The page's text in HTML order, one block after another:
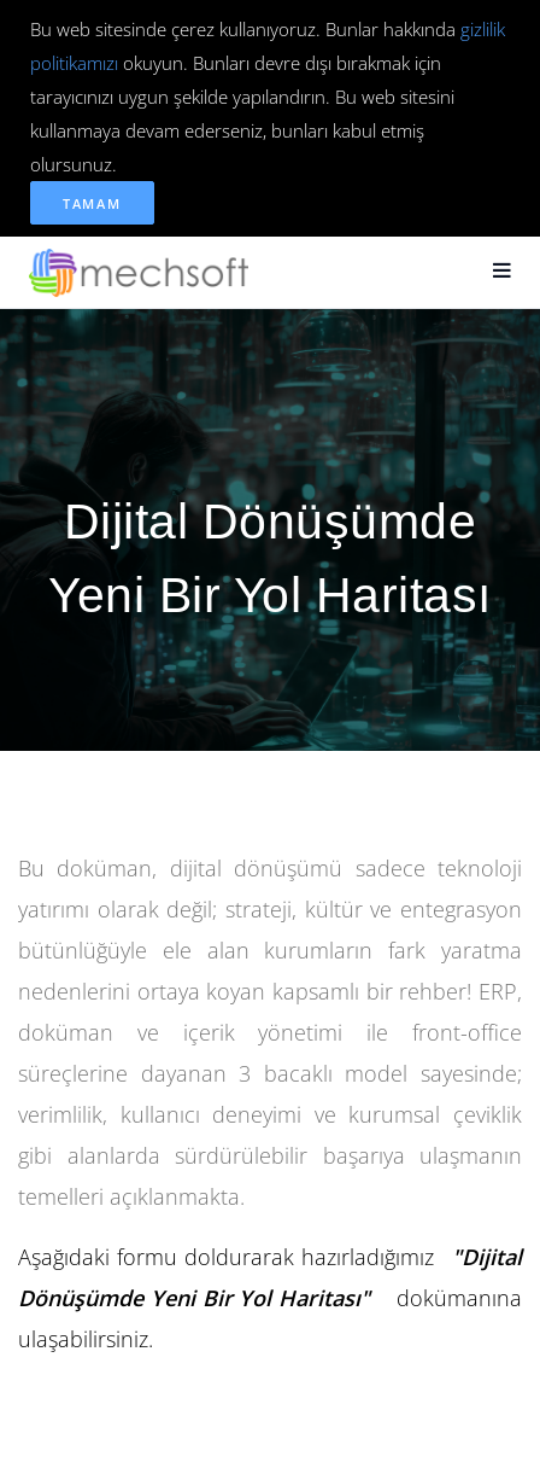
Bu web sitesinde çerez kullanıyoruz. Bunlar hakkında gizlilik
politikamızı okuyun. Bunları devre dışı bırakmak için
tarayıcınızı uygun şekilde yapılandırın. Bu web sitesini
kullanmaya devam ederseniz, bunları kabul etmiş
olursunuz.
TAMAM
Dijital Dönüşümde
Yeni Bir Yol Haritası
Bu doküman, dijital dönüşümü sadece teknoloji
yatırımı olarak değil; strateji, kültür ve entegrasyon
bütünlüğüyle ele alan kurumların fark yaratma
nedenlerini ortaya koyan kapsamlı bir rehber! ERP,
doküman ve içerik yönetimi ile front-office
süreçlerine dayanan 3 bacaklı model sayesinde;
verimlilik, kullanıcı deneyimi ve kurumsal çeviklik
gibi alanlarda sürdürülebilir başarıya ulaşmanın
temelleri açıklanmakta.
Aşağıdaki formu doldurarak hazırladığımız
"Dijital
Dönüşümde Yeni Bir Yol Haritası"
dokümanına
ulaşabilirsiniz.